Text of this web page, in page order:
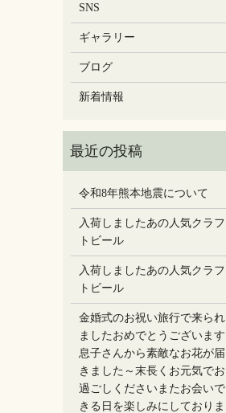
SNS
ギャラリー
ブログ
新着情報
令和8年熊本地震について
入荷しましたあの人気クラフ
トビール
入荷しましたあの人気クラフ
トビール
金婚式のお祝い旅行で来られ
ましたおめでとうございます
息子さんから素敵なお花が届
きました～末長くお元気でお
過ごしください️またお会いで
きる日を楽しみにしておりま